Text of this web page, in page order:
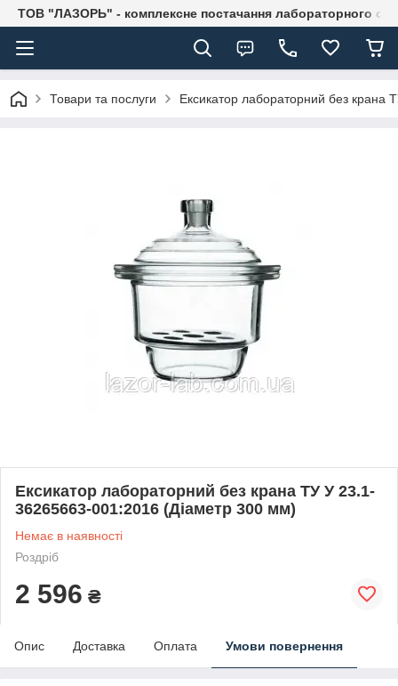
ТОВ "ЛАЗОРЬ" - комплексне постачання лабораторного
Товари та послуги Ексикатор лабораторний без
Ексикатор лабораторний без крана ТУ У 23.1-
36265663-001:2016 (Діаметр 300 мм)
Немає в наявності
Роздріб
2 596 ₴
Опис Доставка Оплата Умови повернення